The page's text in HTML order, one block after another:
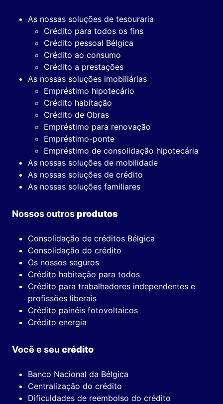
As nossas soluções de tesouraria
Crédito para todos os fins
Crédito pessoal Bélgica
Crédito ao consumo
Crédito a prestações
As nossas soluções imobiliárias
Empréstimo hipotecário
Crédito habitação
Crédito de Obras
Empréstimo para renovação
Empréstimo-ponte
Empréstimo de consolidação hipotecária
As nossas soluções de mobilidade
As nossas soluções de crédito
As nossas soluções familiares
Nossos outrosprodutos
Consolidação de créditos Bélgica
Consolidação do crédito
Os nossos seguros
Crédito habitação para todos
Crédito para trabalhadores independentes e
profissões liberais
Crédito painéis fotovoltaicos
Crédito energia
Você e seu crédito
Banco Nacional da Bélgica
Centralização do crédito
Dificuldades de reembolso do crédito